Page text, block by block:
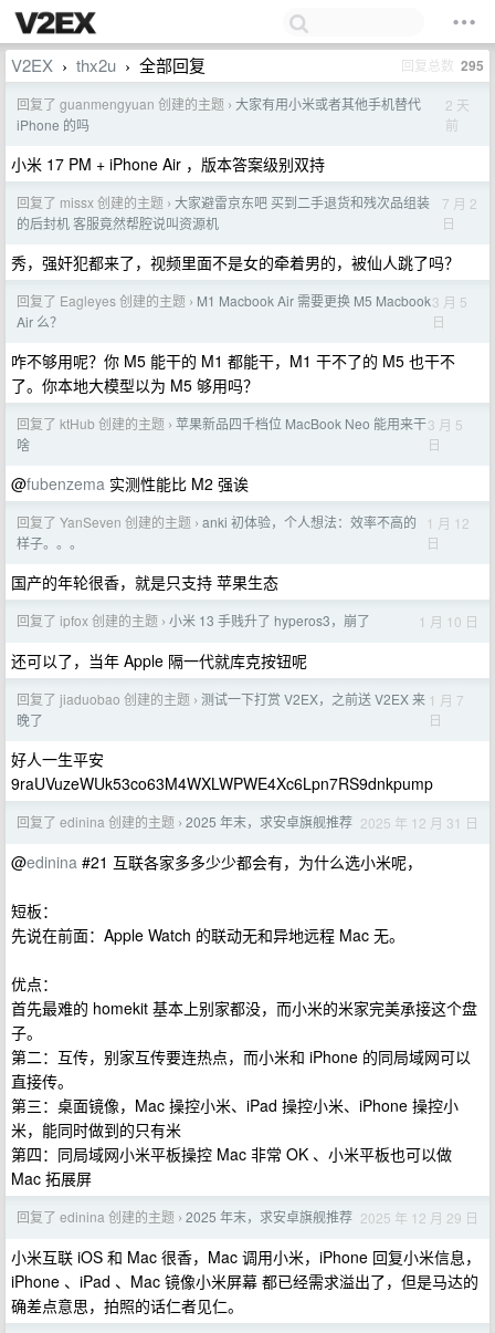
V2EX › thx2u › 全部回复 回复总数 295
回复了 guanmengyuan 创建的主题 › 大家有用小米或者其他手机替代
iPhone 的吗
2 天
前
小米 17 PM + iPhone Air ，版本答案级别双持
回复了 missx 创建的主题 › 大家避雷京东吧 买到二手退货和残次品组装
的后封机 客服竟然帮腔说叫资源机
7 月 2
日
秀，强奸犯都来了，视频里面不是女的牵着男的，被仙人跳了吗？
回复了 Eagleyes 创建的主题 › M1 Macbook Air 需要更换 M5 Macbook
Air 么？
3 月 5
日
咋不够用呢？你 M5 能干的 M1 都能干，M1 干不了的 M5 也干不
了。你本地大模型以为 M5 够用吗？
回复了 ktHub 创建的主题 › 苹果新品四千档位 MacBook Neo 能用来干
啥
3 月 5
日
@fubenzema 实测性能比 M2 强诶
回复了 YanSeven 创建的主题 › anki 初体验，个人想法：效率不高的
样子。。。
1 月 12
日
国产的年轮很香，就是只支持 苹果生态
回复了 ipfox 创建的主题 › 小米 13 手贱升了 hyperos3，崩了 1 月 10 日
还可以了，当年 Apple 隔一代就库克按钮呢
回复了 jiaduobao 创建的主题 › 测试一下打赏 V2EX，之前送 V2EX 来
晚了
1 月 7
日
好人一生平安
9raUVuzeWUk53co63M4WXLWPWE4Xc6Lpn7RS9dnkpump
回复了 edinina 创建的主题 › 2025 年末，求安卓旗舰推荐 2025 年 12 月 31 日
@edinina #21 互联各家多多少少都会有，为什么选小米呢，
短板：
先说在前面：Apple Watch 的联动无和异地远程 Mac 无。
优点：
首先最难的 homekit 基本上别家都没，而小米的米家完美承接这个盘
子。
第二：互传，别家互传要连热点，而小米和 iPhone 的同局域网可以
直接传。
第三：桌面镜像，Mac 操控小米、iPad 操控小米、iPhone 操控小
米，能同时做到的只有米
第四：同局域网小米平板操控 Mac 非常 OK 、小米平板也可以做
Mac 拓展屏
回复了 edinina 创建的主题 › 2025 年末，求安卓旗舰推荐 2025 年 12 月 29 日
小米互联 iOS 和 Mac 很香，Mac 调用小米，iPhone 回复小米信息，
iPhone 、iPad 、Mac 镜像小米屏幕 都已经需求溢出了，但是马达的
确差点意思，拍照的话仁者见仁。